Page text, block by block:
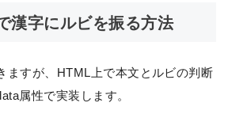
漢字にルビを振る方法
ますが、HTML上で本文とルビの判断
属性で実装します。